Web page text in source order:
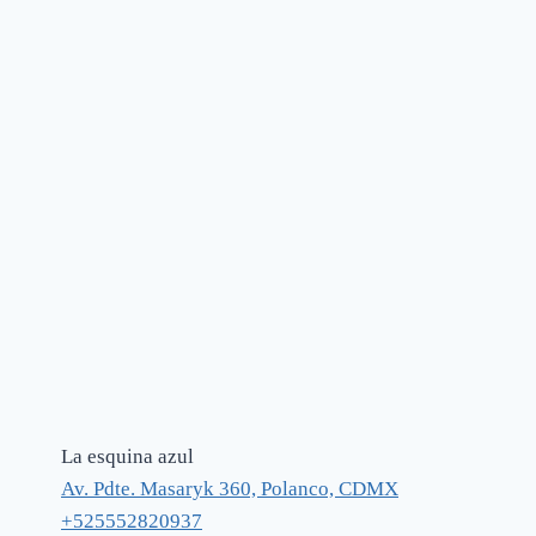
La esquina azul
Av. Pdte. Masaryk 360, Polanco, CDMX
+525552820937